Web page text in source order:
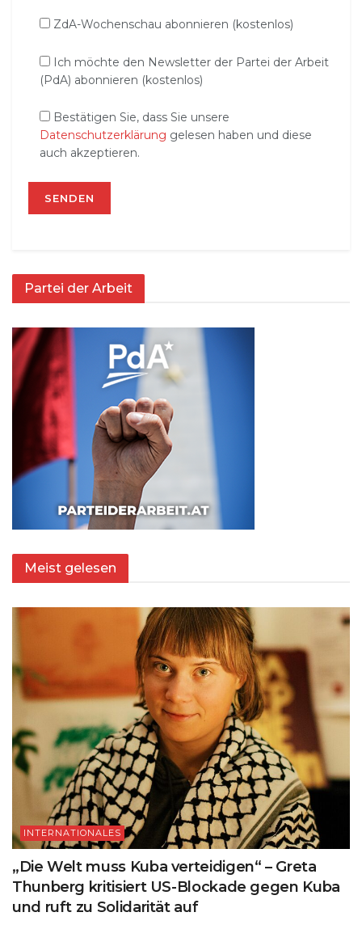
ZdA-Wochenschau abonnieren (kostenlos)
Ich möchte den Newsletter der Partei der Arbeit
(PdA) abonnieren (kostenlos)
Bestätigen Sie, dass Sie unsere
Datenschutzerklärung gelesen haben und diese
auch akzeptieren.
Partei der Arbeit
Meist gelesen
INTERNATIONALES
„Die Welt muss Kuba verteidigen“ – Greta
Thunberg kritisiert US-Blockade gegen Kuba
und ruft zu Solidarität auf